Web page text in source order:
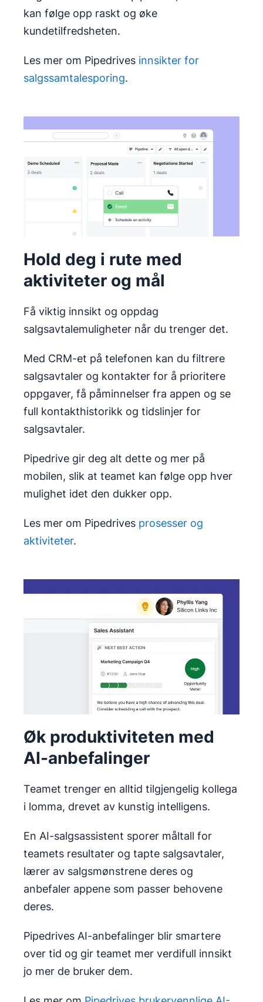
kan følge opp raskt og øke
kundetilfredsheten.
Les mer om Pipedrives innsikter for
salgssamtalesporing.
Hold deg i rute med
aktiviteter og mål
Få viktig innsikt og oppdag
salgsavtalemuligheter når du trenger det.
Med CRM-et på telefonen kan du filtrere
salgsavtaler og kontakter for å prioritere
oppgaver, få påminnelser fra appen og se
full kontakthistorikk og tidslinjer for
salgsavtaler.
Pipedrive gir deg alt dette og mer på
mobilen, slik at teamet kan følge opp hver
mulighet idet den dukker opp.
Les mer om Pipedrives prosesser og
aktiviteter.
Øk produktiviteten med
AI-anbefalinger
Teamet trenger en alltid tilgjengelig kollega
i lomma, drevet av kunstig intelligens.
En AI-salgsassistent sporer måltall for
teamets resultater og tapte salgsavtaler,
lærer av salgsmønstrene deres og
anbefaler appene som passer behovene
deres.
Pipedrives AI-anbefalinger blir smartere
over tid og gir teamet mer verdifull innsikt
jo mer de bruker dem.